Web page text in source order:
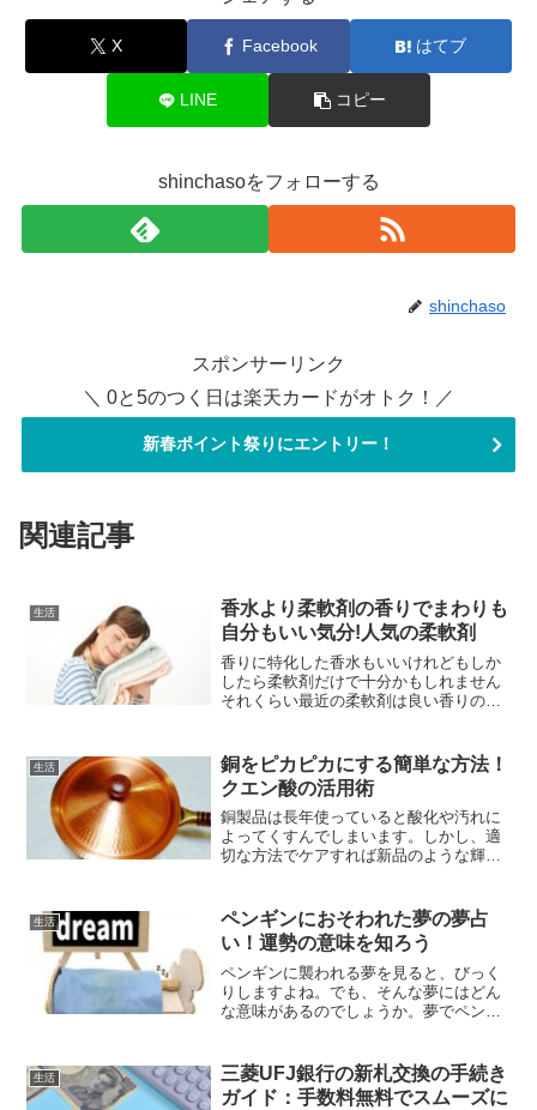
X Facebook はてブ
LINE コピー
shinchasoをフォローする
shinchaso
スポンサーリンク
＼ 0と5のつく日は楽天カードがオトク！／
新春ポイント祭りにエントリー！
関連記事
生活
香水より柔軟剤の香りでまわりも
自分もいい気分!人気の柔軟剤
香りに特化した香水もいいけれどもしか
したら柔軟剤だけで十分かもしれません
それくらい最近の柔軟剤は良い香りのバ
いうイメージを持っていましたしかし柔
軟剤のことを知れば知るほ...
生活
銅をピカピカにする簡単な方法！
クエン酸の活用術
銅製品は長年使っていると酸化や汚れに
よってくすんでしまいます。しかし、適
切な方法でケアすれば新品のような輝き
方法や、重曹との併用方法、長持ちさせ
るためのメンテナンス方法を...
生活
ペンギンにおそわれた夢の夢占
い！運勢の意味を知ろう
ペンギンに襲われる夢を見ると、びっく
りしますよね。でも、そんな夢にはどん
な意味があるのでしょうか。夢でペンギ
るのかもしれません。ペンギンは普段、
かわいくて親しまれていま...
生活
三菱UFJ銀行の新札交換の手続き
ガイド：手数料無料でスムーズに